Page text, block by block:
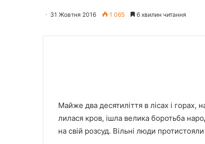
31 Жовтня 2016 1 065 6 хвилин читання
Майже два десятиліття в лісах і горах,
лилася кров, ішла велика боротьба
на свій розсуд. Вільні люди